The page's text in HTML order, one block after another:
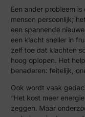
Een ander probleem
mensen persoonlijk;
een spannende
een klacht sneller in
zelf toe dat klachten
hoog oplopen. Het
benaderen: feitelijk,
Ook wordt vaak
“Het kost meer
zeggen. Maar